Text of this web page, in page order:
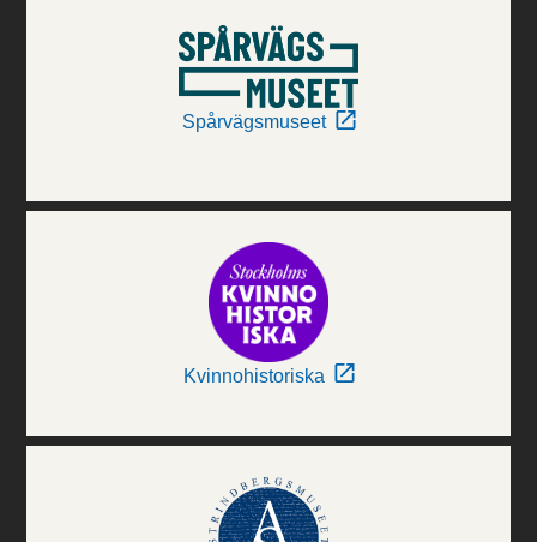
Spårvägsmuseet
Kvinnohistoriska